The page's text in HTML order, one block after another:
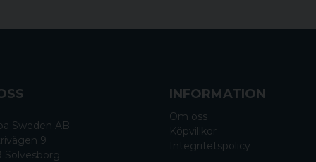
Sweden AB
9
Sölvesborg
INFORMATION
Om oss
Köpvillkor
Integritetspolicy